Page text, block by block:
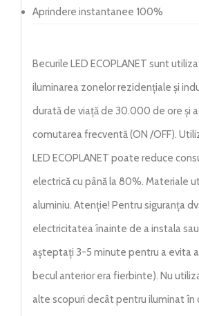
Aprindere instantanee 100%
Becurile LED ECOPLANET sunt
iluminarea zonelor rezidențiale și
durată de viață de 30.000 de ore și
comutarea frecventă (ON /OFF).
LED ECOPLANET poate reduce
electrică cu până la 80%. Materiale
aluminiu. Atenție! Pentru siguranța
electricitatea înainte de a instala
așteptați 3-5 minute pentru a evita
becul anterior era fierbinte). Nu
alte scopuri decât pentru iluminat în